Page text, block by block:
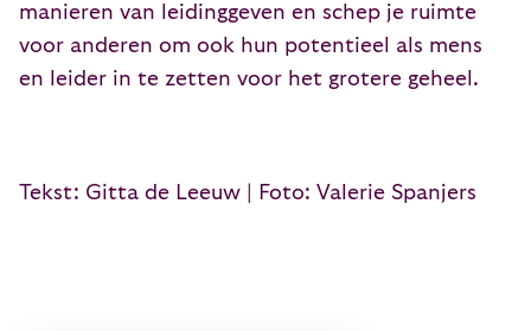
manieren van leidinggeven en schep je ruimte
voor anderen om ook hun potentieel als mens
en leider in te zetten voor het grotere geheel.
Tekst: Gitta de Leeuw | Foto: Valerie Spanjers